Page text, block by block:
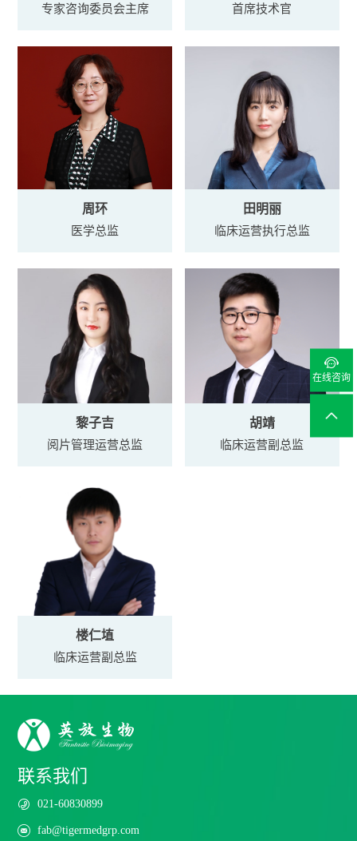
专家咨询委员会主席 首席技术官
周环
医学总监
田明丽
临床运营执行总监
黎子吉
阅片管理运营总监
胡靖
临床运营副总监
楼仁埴
临床运营副总监
梁露霞 博士
总经理
中国临床试验中心影像评估第一人
21年工业界临床试验影像管理和评估经验
39年影像学临床实践和研究经验
监督国际多中心临床试验超过700个
履历及科研经历
2012~至今 创立英放生物，担任CEO
2001~2005 临床试验中心影像，美国杜克大学医学院
1996~2001 影像学博士，日本熊本大学
1986~1996 影像诊断，中国南方医科大学
CDE信用良好，沟通会经验丰富，肿瘤新药研发知识、
姜军 博士
首席医学官
22年影像临床工作经验
参与超过150项肿瘤临床项目研究
· 北京协和医学院，影像医学与核医学博士。现任中国
医学科学院肿瘤医院影像科，副主任医师。
· 中国最早的行业从业者，2012年开始担任独立阅片专
家。从事临床试验研究及肿瘤影像评估与诊断相关工作
20余年。曾为日本国立癌症中心访问学者。
《肿瘤影像诊断图谱》等。
· 参与超过150项临床研究，涉及领域包括：胃癌、结直
肠癌、淋巴瘤、肝癌、乳腺癌、肺癌、食管癌等多种疾
病，其中多个项目已经进入NDA申报，影像诊断及评估
陈燕萍 博士
专家咨询委员会主席
40年影像临床工作经验
参与超过65项肿瘤临床项目研究
· 南方医科大学，影像学博士。现任南方医科大学附属
南方医院影像中心教授、主任医师。
· 广东省肝脏病学会影像诊断专业委员会副主任委员。
曾任广东省放射学会神经五官学组组长、广东省医学会
放射医学分会委员。
· 在国内及国外发表过多篇关于肿瘤疾病影像学诊断与
评估的论文。
· 参与超过65项临床研究，涉及领域包括：肝癌、肺
癌、乳腺癌、卵巢癌、甲状腺癌、胃癌、结直肠癌、鼻
首席技术官
ITIL 专家， 曾担任Medifacts（Global Medical Consulting
Services ）亚太区技术负责人， 泰格医药高级IT总监。
25年IT行业经验，其中20年CRO行业IT基础构架管理经
验。
医学总监
参与超过50项肿瘤临床项目研究
· 毕业于西安交大医学部。曾任职于青海省省人民医院
影像科，及火箭军总医院医学影像科。北京医学会放射
学分会委员。
· 主要从事CT、MR及X线综合影像诊断工作。负责三甲
医院科室医疗、教学、疑难病例讨论及会诊工作。
· 在国家级核心期刊发表论文三十余篇，曾获优秀论文
癌、胆管癌、头颈鳞癌、前列腺癌、淋巴瘤、结直肠
癌、肝癌、乳腺癌及食管癌等。晚期实体瘤影像评估，
中枢神经系统MR诊断，腹部、盆腔影像诊断，呼吸系统
疾病CT诊断经验丰富。
田明丽
临床运营执行总监
14年CRO及影像临床工作经验
参与管理超过240项研究项目
· 北美放射学协会(RSNA)会员。
· 负责国内外项目管理，适应症涉及领域包括：肝癌、
神经内分泌瘤、卵巢癌、子宫内膜癌、宫颈癌、腹膜
癌、肺癌、乳腺癌、结直肠癌、胃癌等实体瘤以及淋巴
瘤等血液肿瘤。
· 熟练掌握各项疗效评估标准，数十次参加研究者会
议，对研究者进行影像评估标准培训。
黎子吉
阅片管理运营总监
参与管理超过30项研究项目
· 毕业于华东师范大学。
· 参与管理项目的适应症涉及领域包括：肺癌、乳腺
癌、胃癌、结直肠癌、淋巴瘤、中枢神经系统疾病、骨
科疾病、眼科疾病等。
· 熟知实体瘤与淋巴瘤疗效评估标准，多次在研究者会
中进行中心影像培训。
临床运营副总监
12年影像临床工作经验
参与管理超过50项研究项目
· 曾任职于三甲医院解放军 903 医院放射科。
· 参与管理项目的适应症涉及领域包括：肿瘤、骨髓纤
维化、特发性肺纤维化、心肌核素、器械球囊等。熟知
实体瘤与淋巴瘤疗效评估标准，影像诊断知识扎实。
楼仁埴
临床运营副总监
10年参与中心病理管理
参与管理超过40项研究项目
· 毕业于中国药科大学。
· 参与管理项目适应症涉及：淋巴瘤、实体瘤（肝癌、
肺癌、乳腺癌、卵巢癌、胃癌、结直肠癌、宫颈癌）、
器械球囊、多发性骨髓瘤，华氏蛋白巨球血症等，领域
包含中心影像及中心病理。
联系我们
021-60830899
fab@tigermedgrp.com

在线咨询